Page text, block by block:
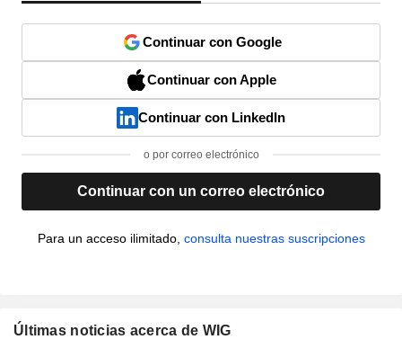
Continuar con Google
Continuar con Apple
Continuar con LinkedIn
o por correo electrónico
Continuar con un correo electrónico
Para un acceso ilimitado, consulta nuestras suscripciones
Últimas noticias acerca de WIG